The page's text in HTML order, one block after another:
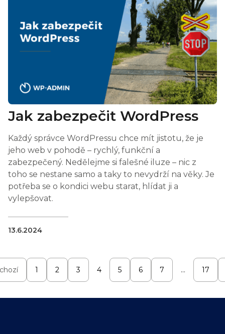
Jak zabezpečit WordPress
Každý správce WordPressu chce mít jistotu, že je
jeho web v pohodě – rychlý, funkční a
zabezpečený. Nedělejme si falešné iluze – nic z
toho se nestane samo a taky to nevydrží na věky. Je
potřeba se o kondici webu starat, hlídat ji a
vylepšovat.
13.6.2024
1 2 3 4 5 6 7 … 17